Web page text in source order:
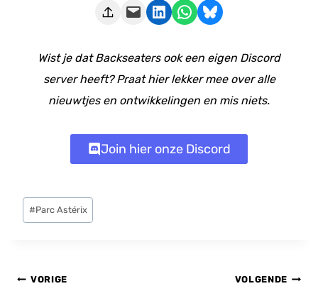
Deze pagina e-mailen Delen op LinkedIn Delen via WhatsApp Share on Bluesky
Wist je dat Backseaters ook een eigen Discord
server heeft? Praat hier lekker mee over alle
nieuwtjes en ontwikkelingen en mis niets.
Join hier onze Discord
Bericht
tags:
#Parc Astérix
Bericht
VORIGE VOLGENDE